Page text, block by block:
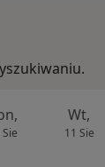
Wt,
11 Sie